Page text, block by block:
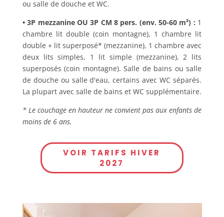
ou salle de douche et WC.
• 3P mezzanine OU 3P CM 8 pers. (env. 50-60 m²) : 1
chambre lit double (coin montagne), 1 chambre lit
double + lit superposé* (mezzanine), 1 chambre avec
deux lits simples, 1 lit simple (mezzanine), 2 lits
superposés (coin montagne). Salle de bains ou salle
de douche ou salle d'eau, certains avec WC séparés.
La plupart avec salle de bains et WC supplémentaire.
* Le couchage en hauteur ne convient pas aux enfants de
moins de 6 ans.
VOIR TARIFS HIVER
2027